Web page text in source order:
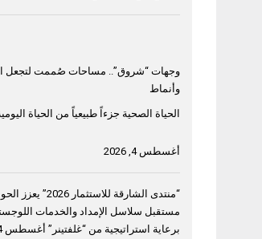
وجهات “شروق”.. مساحات صُممت لتجعل
وأنماط
الحياة الصحية جزءاً طبيعياً من الحياة
أغسطس 4, 2026
“منتدى الشارقة للاستثمار
مستقبل سلاسل الإمداد والخدمات
برعاية استراتيجية من “غلفتينر” أغسطس 4, 2026